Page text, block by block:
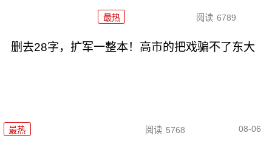
最热 阅读 6789
删去28字，扩军一整本！高市的把戏骗不了东大
最热 阅读 5768 08-06